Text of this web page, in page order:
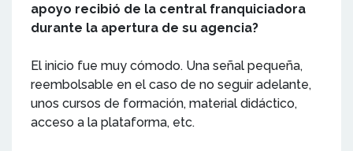
apoyo recibió de la central franquiciadora
durante la apertura de su agencia?
El inicio fue muy cómodo. Una señal pequeña,
reembolsable en el caso de no seguir adelante,
unos cursos de formación, material didáctico,
acceso a la plataforma, etc.